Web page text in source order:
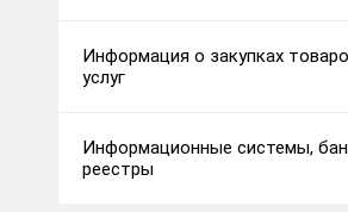
Информация о закупках
услуг
Информационные системы,
реестры